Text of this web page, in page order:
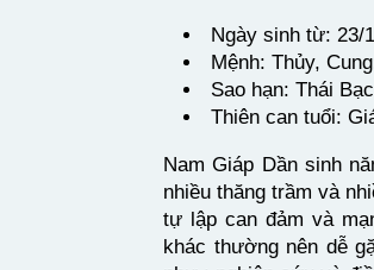
Ngày sinh từ: 23/
Mệnh: Thủy,
Sao hạn: Thái
Thiên can tuổi:
Nam Giáp Dần sinh
nhiều thăng trầm và
tự lập can đảm và
khác thường nên dễ